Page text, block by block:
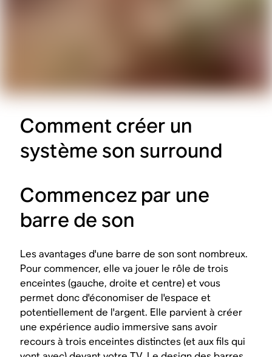
Comment créer un
système son surround
Commencez par une
barre de son
Les avantages d'une barre de son sont nombreux.
Pour commencer, elle va jouer le rôle de trois
enceintes (gauche, droite et centre) et vous
permet donc d'économiser de l'espace et
potentiellement de l'argent. Elle parvient à créer
une expérience audio immersive sans avoir
recours à trois enceintes distinctes (et aux fils qui